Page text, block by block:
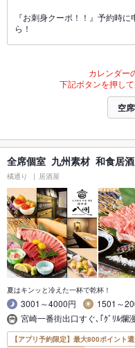
『お刺身クーポ！！』予約時
ら！
カレンダー
下記ボタンを押し
空
全席個室 九州素材 和食
橘通り 居酒屋
夏はキンッと冷えた一杯で乾杯！
3001～4000円
1501～
宮崎一番街出口すぐ､｢ｸﾞﾘﾙ爛
【アプリ予約限定】最大800ポイント